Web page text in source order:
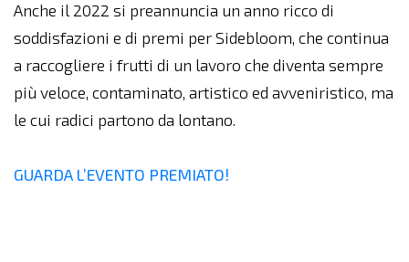
Anche il 2022 si preannuncia un anno ricco di
soddisfazioni e di premi per Sidebloom, che continua
a raccogliere i frutti di un lavoro che diventa sempre
più veloce, contaminato, artistico ed avveniristico, ma
le cui radici partono da lontano.
GUARDA L’EVENTO PREMIATO!